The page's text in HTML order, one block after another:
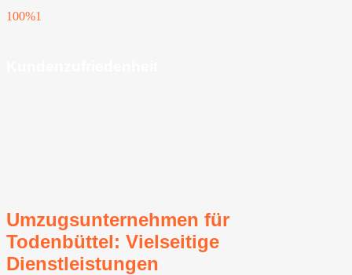
100%1
Umzugsunternehmen für
Todenbüttel: Vielseitige
Dienstleistungen